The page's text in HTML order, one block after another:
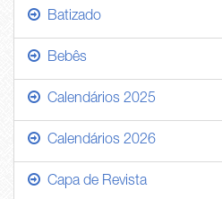
Batizado
Bebês
Calendários 2025
Calendários 2026
Capa de Revista